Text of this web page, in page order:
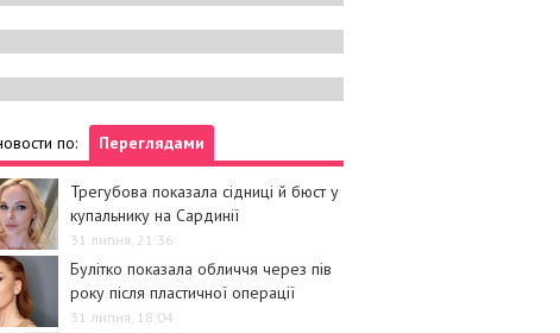
по: Переглядами
Трегубова показала сідниці й бюст у
купальнику на Сардинії
31 липня, 21:36
Булітко показала обличчя через пів
року після пластичної операції
31 липня, 18:04